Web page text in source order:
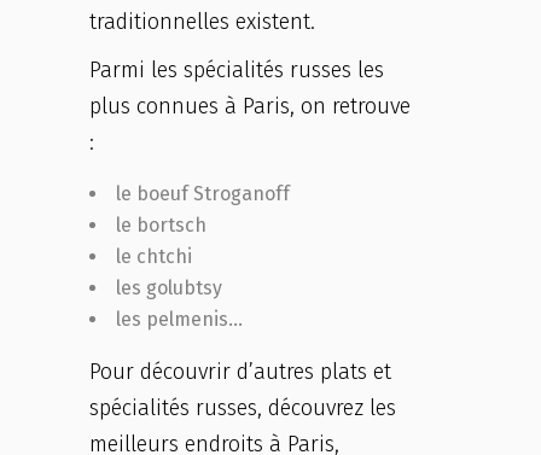
traditionnelles existent.
Parmi les spécialités russes les
plus connues à Paris, on retrouve
:
le boeuf Stroganoff
le bortsch
le chtchi
les golubtsy
les pelmenis…
Pour découvrir d’autres plats et
spécialités russes, découvrez les
meilleurs endroits à Paris,